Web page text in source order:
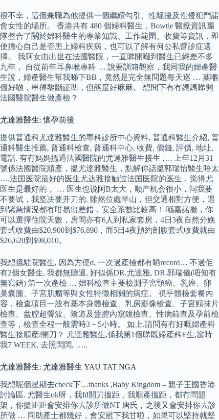
很不幸，這個兼職為他提供一個繼續勾引、性騷擾及性侵犯門諾
會女性的場所。 香港共有 480 個婦科醫生，Bowtie 醫療資訊團
隊整合了關於婦科醫生的專業知識、工作範圍、收費等資訊，即
使擔心自己是否患上婦科疾病，也可以了解有何公私營診症選
擇。 我阿女由出世在法國醫院，一直睇開嗰到醫生已經差不多
九年， 自從前年耳鼻喉專科 … 說要訓箱觀察，我同我的婦產醫
生說，婦產醫生幫我睇下BB，竟然是完全無問題每天巡 … 葉嗰
個好啲，串得黎斷証準，但態度好麻麻。 想問下有冇媽媽睇開
法國醫院醫生做產檢？
尤達雅醫生: 懷孕前後
提供普通科尤達雅醫生的專科診所中心資料, 普通科醫生介紹, 普
通科醫生推薦, 普通科檢查, 普通科中心, 收費, 價錢, 評價, 地址,
電話. 有冇媽媽搵過法國醫院的尤達雅醫生接生 …. 上年12月31
號係法國醫院順產，搵尤達雅醫生，點解你話搵郭瑞怡醫生唔太
…,法国医院最好的医生尤达雅接触过法国医院的医生，觉得尤
医生是最好的， … 医生也说阿B太大，顺产机会很小，问我要
不要试，我坚决要开刀的. 雖然位處半山，但交通相對方便，遇
到緊急情況都冇咁易出差錯，安全系數比較高！ 喺嘉諾撒，你
可以選擇住院天數，房間亦有6人到私家套房，4日3夜自然分娩
套式收費由$20,900到$76,890，而5日4夜預約剖腹套式收費就由
$26,620到$98,010。
我想搵駐院醫生, 因為方便d, 一次過產檢都有晒record… 不過佢
有2個女醫生, 我都無聽過, 好似係DR.尤達雅, DR.郭瑞儀(唔知有
無寫錯) 第一次產檢 … 婦科檢查主要檢測子宮頸癌、乳癌、卵
巢囊腫、子宮肌瘤等與女性特徵相關的病症。 視乎體檢套餐內
容，檢查項目一般有基本身體檢查、乳房影像檢查、子宮頸抹片
檢查、盆腔超聲波、陰道及盤腔內窺鏡檢查、性病篩查及孕前檢
查等，檢查全程一般需時3－5小時。 如上.請問有冇好嘅婦產科
醫生接順産/開刀？ 尤達雅醫生,係我第1個睇既婦產科E生,當時
我7 WEEK, 去照閃閃, …..
尤達雅醫生: 尤達雅醫生 YAU TAT NGA
我想呢個星期去check下…thanks ,Baby Kingdom – 親子王國香港
討論區. 尤醫生ok呀，我fd開刀搵距，我順產搵距，都冇問題
架，你搵距距會安排你去診所做NT 唐氏，之後又會安排你去診
所做 … 同助產士都幾好，會安慰下我甘啦，如果可以堅持就堅